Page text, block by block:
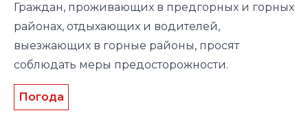
Граждан, проживающих в предгорных и горных
районах, отдыхающих и водителей,
выезжающих в горные районы, просят
соблюдать меры предосторожности.
Погода